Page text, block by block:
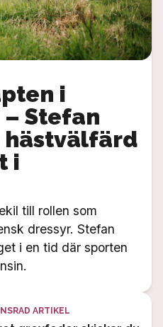
i
Stefan
hästvälfärd
i
till rollen som
dressyr. Stefan
i en tid där sporten
ARTIKEL